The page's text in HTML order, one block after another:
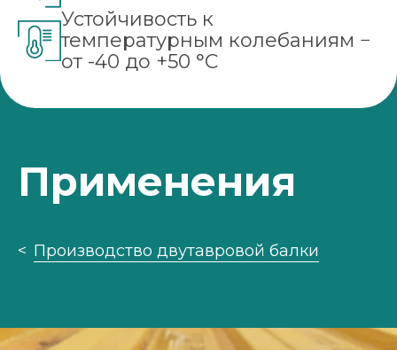
Устойчивость к
температурным колебаниям −
от -40 до +50 °С
Применения
Производство двутавровой балки